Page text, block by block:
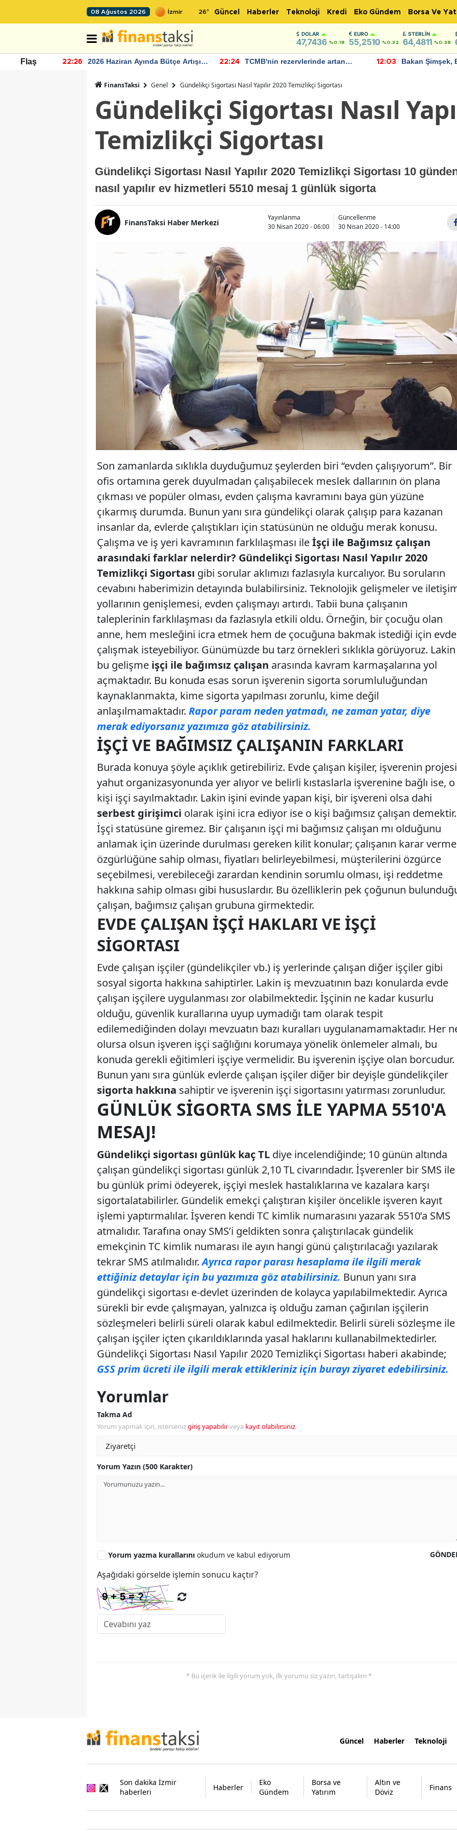
08 Ağustos 2026 26° Güncel Haberler Teknoloji Kredi Eko Gündem Borsa Ve
DOLAR
47,7436 %0.18
EURO
55,2510 %0.32
STERLIN
64,4811 %0.38
Flaş 22:26
2026 Haziran Ayında Bütçe Artışı
22:24
TCMB'nin rezervlerinde artan
12:03
Bakan Şimşek,
FinansTaksi Genel Gündelikçi Sigortası Nasıl Yapılır 2020 Temizlikçi Sigortası
Gündelikçi Sigortası Nasıl
Temizlikçi Sigortası
Gündelikçi Sigortası Nasıl Yapılır 2020 Temizlikçi Sigortası 10
nasıl yapılır ev hizmetleri 5510 mesaj 1 günlük sigorta
FinansTaksi Haber Merkezi
Yayınlanma
30 Nisan 2020 - 06:00
Güncellenme
30 Nisan 2020 - 14:00
Son zamanlarda sıklıkla duyduğumuz şeylerden biri “evden çalışıyorum”. Bir
ofis ortamına gerek duyulmadan çalışabilecek meslek dallarının ön plana
çıkması ve popüler olması, evden çalışma kavramını baya gün yüzüne
çıkarmış durumda. Bunun yanı sıra gündelikçi olarak çalışıp para kazanan
insanlar da, evlerde çalıştıkları için statüsünün ne olduğu merak konusu.
Çalışma ve iş yeri kavramının farklılaşması ileİşçi ile Bağımsız çalışan
arasındaki farklar nelerdir? Gündelikçi Sigortası Nasıl Yapılır 2020
Temizlikçi Sigortası gibi sorular aklımızı fazlasıyla kurcalıyor. Bu soruların
cevabını haberimizin detayında bulabilirsiniz. Teknolojik gelişmeler ve
yollarının genişlemesi, evden çalışmayı artırdı. Tabii buna çalışanın
taleplerinin farklılaşması da fazlasıyla etkili oldu. Örneğin, bir çocuğu olan
anne, hem mesleğini icra etmek hem de çocuğuna bakmak istediği için evde
çalışmak isteyebiliyor. Günümüzde bu tarz örnekleri sıklıkla görüyoruz. Lakin
bu gelişme işçi ile bağımsız çalışan arasında kavram karmaşalarına yol
açmaktadır. Bu konuda esas sorun işverenin sigorta sorumluluğundan
kaynaklanmakta, kime sigorta yapılması zorunlu, kime değil
anlaşılmamaktadır. Rapor param neden yatmadı, ne zaman yatar, diye
merak ediyorsanız yazımıza göz atabilirsiniz.
İŞÇI VE BAĞIMSIZ ÇALIŞANIN FARKLARI
Burada konuya şöyle açıklık getirebiliriz. Evde çalışan kişiler, işverenin projesi
yahut organizasyonunda yer alıyor ve belirli kıstaslarla işverenine bağlı ise, o
kişi işçi sayılmaktadır. Lakin işini evinde yapan kişi, bir işvereni olsa dahi
serbest girişimci olarak işini icra ediyor ise o kişi bağımsız çalışan demektir.
İşçi statüsüne giremez. Bir çalışanın işçi mi bağımsız çalışan mı olduğunu
anlamak için üzerinde durulması gereken kilit konular; çalışanın karar verme
özgürlüğüne sahip olması, fiyatları belirleyebilmesi, müşterilerini özgürce
seçebilmesi, verebileceği zarardan kendinin sorumlu olması, işi reddetme
hakkına sahip olması gibi hususlardır. Bu özelliklerin pek çoğunun
çalışan, bağımsız çalışan grubuna girmektedir.
EVDE ÇALIŞAN İŞÇI HAKLARI VE İŞÇI
SIGORTASI
Evde çalışan işçiler (gündelikçiler vb.) iş yerlerinde çalışan diğer işçiler gibi
sosyal sigorta hakkına sahiptirler. Lakin iş mevzuatının bazı konularda evde
çalışan işçilere uygulanması zor olabilmektedir. İşçinin ne kadar kusurlu
olduğu, güvenlik kurallarına uyup uymadığı tam olarak tespit
edilemediğinden dolayı mevzuatın bazı kuralları uygulanamamaktadır. Her
olursa olsun işveren işçi sağlığını korumaya yönelik önlemeler almalı, bu
konuda gerekli eğitimleri işçiye vermelidir. Bu işverenin işçiye olan borcudur.
Bunun yanı sıra günlük evlerde çalışan işçiler diğer bir deyişle gündelikçiler
sigorta hakkına sahiptir ve işverenin işçi sigortasını yatırması zorunludur.
GÜNLÜK SIGORTA SMS İLE YAPMA 5510'A
MESAJ!
Gündelikçi sigortası günlük kaç TL diye incelendiğinde; 10 günün altında
çalışan gündelikçi sigortası günlük 2,10 TL civarındadır. İşverenler bir SMS ile
bu günlük primi ödeyerek, işçiyi meslek hastalıklarına ve kazalara karşı
sigortalatabilirler. Gündelik emekçi çalıştıran kişiler öncelikle işveren kayıt
işlemi yaptırmalılar. İşveren kendi TC kimlik numarasını yazarak 5510’a SMS
atmalıdır. Tarafına onay SMS’i geldikten sonra çalıştırılacak gündelik
emekçinin TC kimlik numarası ile ayın hangi günü çalıştırılacağı yazılarak
tekrar SMS atılmalıdır. Ayrıca rapor parası hesaplama ile ilgili merak
ettiğiniz detaylar için bu yazımıza göz atabilirsiniz. Bunun yanı sıra
gündelikçi sigortası e-devlet üzerinden de kolayca yapılabilmektedir. Ayrıca
sürekli bir evde çalışmayan, yalnızca iş olduğu zaman çağırılan işçilerin
sözleşmeleri belirli süreli olarak kabul edilmektedir. Belirli süreli sözleşme ile
çalışan işçiler içten çıkarıldıklarında yasal haklarını kullanabilmektedirler.
Gündelikçi Sigortası Nasıl Yapılır 2020 Temizlikçi Sigortası haberi akabinde;
GSS prim ücreti ile ilgili merak ettikleriniz için burayı ziyaret edebilirsiniz.
Yorumlar
Takma Ad
Yorum yapmak için, istersenizgiriş yapabilirveya kayıt olabilirsiniz.
Yorum Yazın (500 Karakter)
Yorum yazma kurallarını okudum ve kabul ediyorum
Aşağıdaki görselde işlemin sonucu kaçtır?
* Bu içerik ile ilgili yorum yok, ilk yorumu siz yazın, tartışalım *
Güncel Haberler Teknoloji
Son dakika İzmir
haberleri
Haberler
Eko
Gündem
Borsa ve
Yatırım
Altın ve
Döviz
Finans